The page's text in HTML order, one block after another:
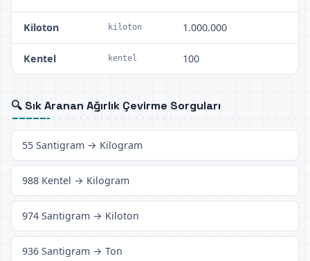
Kiloton kiloton 1.000.000
Kentel kentel 100
🔍 Sık Aranan Ağırlık Çevirme Sorguları
55 Santigram → Kilogram
988 Kentel → Kilogram
974 Santigram → Kiloton
936 Santigram → Ton